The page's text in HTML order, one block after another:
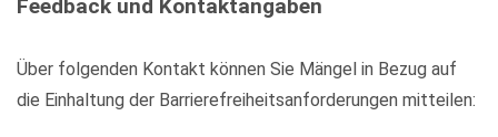
Feedback und Kontaktangaben
Über folgenden Kontakt können Sie Mängel in Bezug auf
die Einhaltung der Barrierefreiheitsanforderungen mitteilen: